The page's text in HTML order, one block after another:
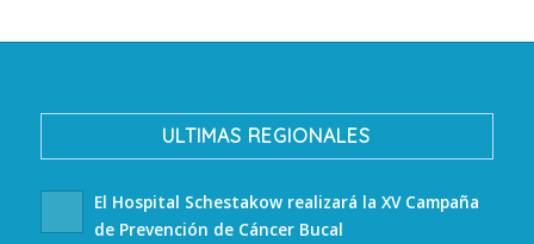
ULTIMAS REGIONALES
El Hospital Schestakow realizará la XV Campaña
de Prevención de Cáncer Bucal